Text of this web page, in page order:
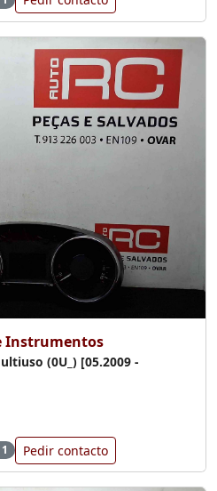
Instrumentos
(0U_) [05.2009 -
Pedir contacto